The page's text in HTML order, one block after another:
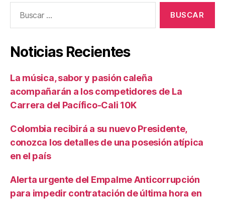
Noticias Recientes
La música, sabor y pasión caleña
acompañarán a los competidores de La
Carrera del Pacífico-Cali 10K
Colombia recibirá a su nuevo Presidente,
conozca los detalles de una posesión atípica
en el país
Alerta urgente del Empalme Anticorrupción
para impedir contratación de última hora en